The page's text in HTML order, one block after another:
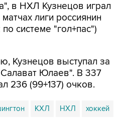
в НХЛ Кузнецов играл
лиги россиянин
системе "гол+пас")
Кузнецов выступал за
Юлаев". В 337
236 (99+137) очков.
КХЛ НХЛ хоккей